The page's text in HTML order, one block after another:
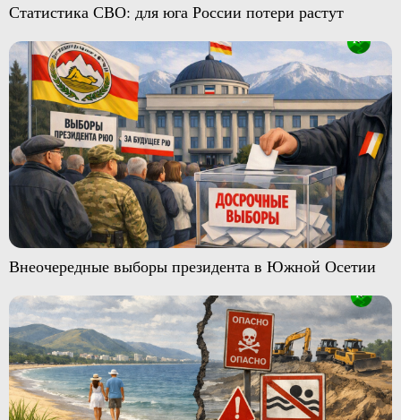
Статистика СВО: для юга России потери растут
Внеочередные выборы президента в Южной Осетии